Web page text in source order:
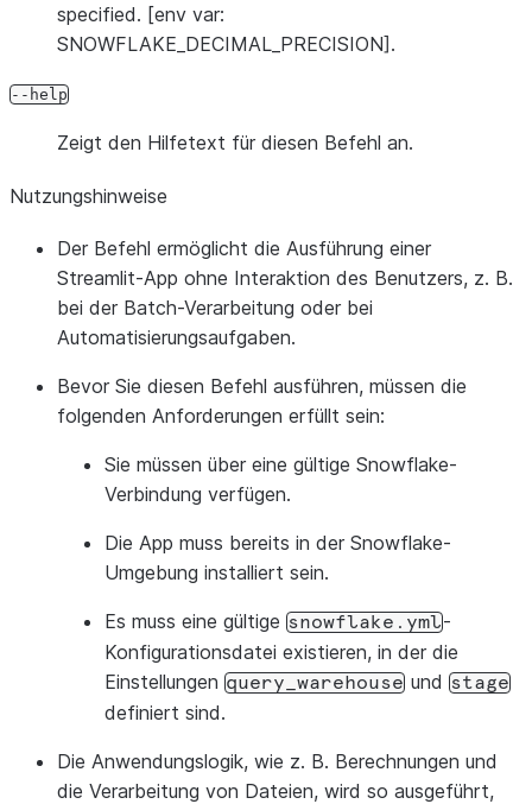
specified. [env var:
SNOWFLAKE_DECIMAL_PRECISION].
--help
Zeigt den Hilfetext für diesen Befehl an.
Nutzungshinweise
Der Befehl ermöglicht die Ausführung einer
Streamlit-App ohne Interaktion des Benutzers, z. B.
bei der Batch-Verarbeitung oder bei
Automatisierungsaufgaben.
Bevor Sie diesen Befehl ausführen, müssen die
folgenden Anforderungen erfüllt sein:
Sie müssen über eine gültige Snowflake-
Verbindung verfügen.
Die App muss bereits in der Snowflake-
Umgebung installiert sein.
Es muss eine gültige snowflake.yml-
Konfigurationsdatei existieren, in der die
Einstellungen query_warehouse und stage
definiert sind.
Die Anwendungslogik, wie z. B. Berechnungen und
die Verarbeitung von Dateien, wird so ausgeführt,